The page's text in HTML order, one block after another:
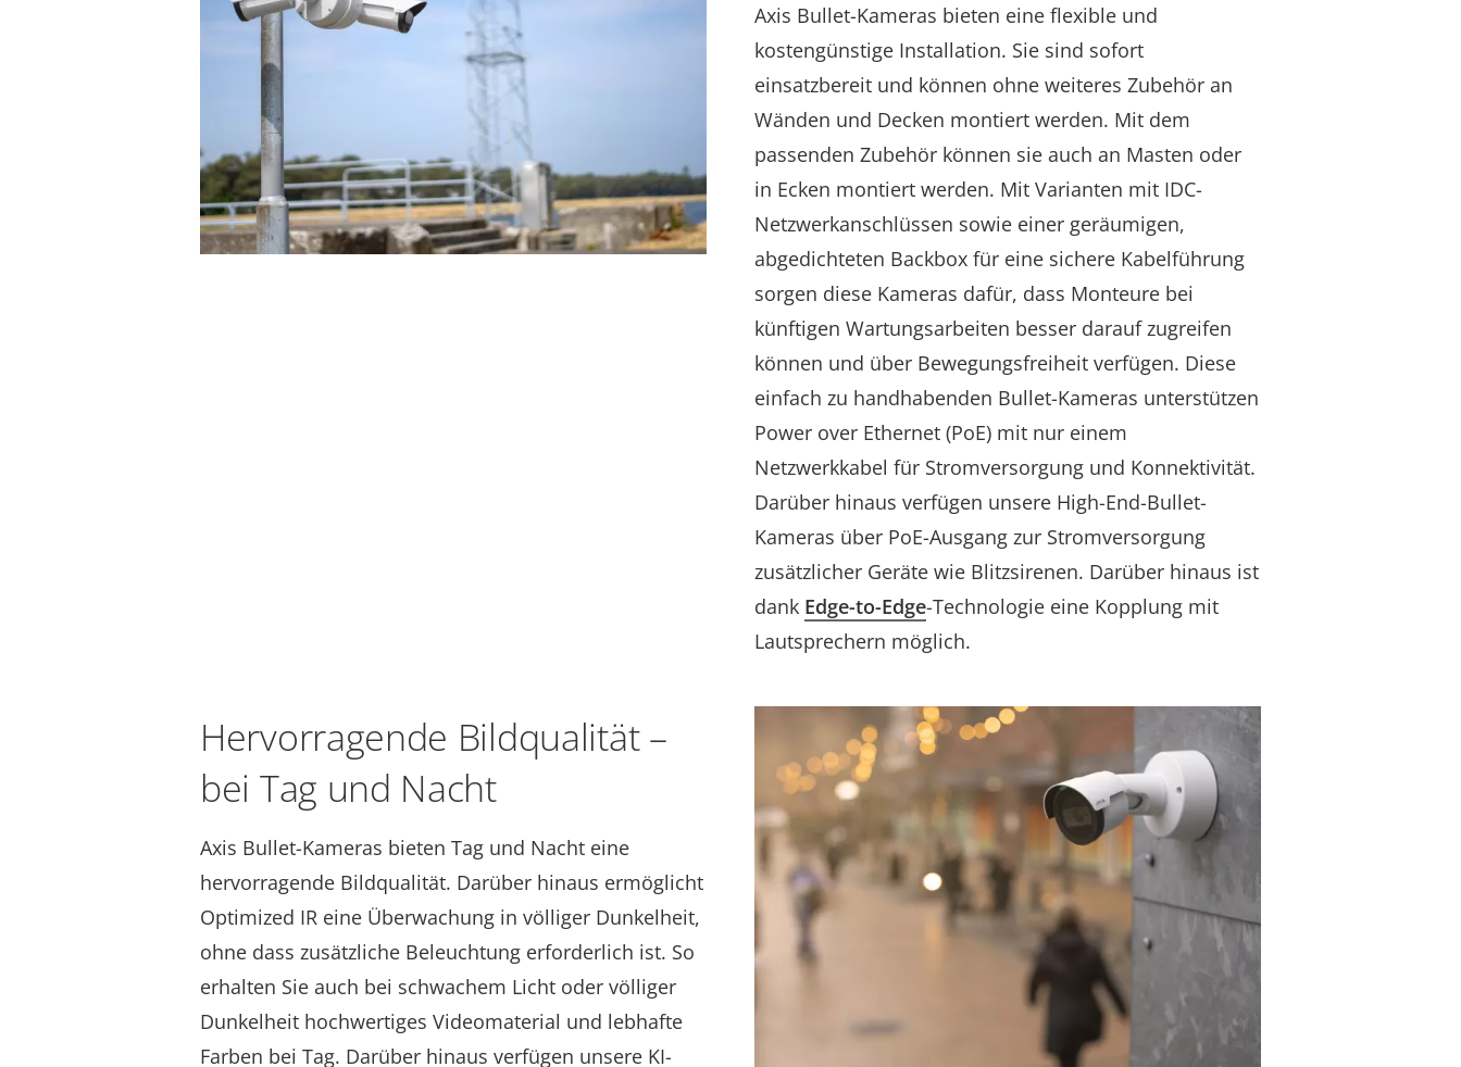
Axis Bullet-Kameras bieten eine flexible und
kostengünstige Installation. Sie sind sofort
einsatzbereit und können ohne weiteres Zubehör an
Wänden und Decken montiert werden. Mit dem
passenden Zubehör können sie auch an Masten oder
in Ecken montiert werden. Mit Varianten mit IDC-
Netzwerkanschlüssen sowie einer geräumigen,
abgedichteten Backbox für eine sichere Kabelführung
sorgen diese Kameras dafür, dass Monteure bei
künftigen Wartungsarbeiten besser darauf zugreifen
können und über Bewegungsfreiheit verfügen. Diese
einfach zu handhabenden Bullet-Kameras unterstützen
Power over Ethernet (PoE) mit nur einem
Netzwerkkabel für Stromversorgung und Konnektivität.
Darüber hinaus verfügen unsere High-End-Bullet-
Kameras über PoE-Ausgang zur Stromversorgung
zusätzlicher Geräte wie Blitzsirenen. Darüber hinaus ist
dank Edge-to-Edge-Technologie eine Kopplung mit
Lautsprechern möglich.
Hervorragende Bildqualität –
bei Tag und Nacht
Axis Bullet-Kameras bieten Tag und Nacht eine
hervorragende Bildqualität. Darüber hinaus ermöglicht
Optimized IR eine Überwachung in völliger Dunkelheit,
ohne dass zusätzliche Beleuchtung erforderlich ist. So
erhalten Sie auch bei schwachem Licht oder völliger
Dunkelheit hochwertiges Videomaterial und lebhafte
Farben bei Tag. Darüber hinaus verfügen unsere KI-